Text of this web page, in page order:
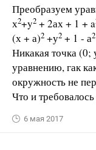
Преобразуем
х2+y2 + 2ах + 1 + a
(х + а)2 +у2 + 1 - а2
Никакая точка (0;
уравнению, гак
окружность не
Что и требовалось
6 мая 2017